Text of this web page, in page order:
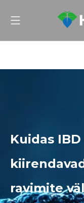
Kuidas
ravimite